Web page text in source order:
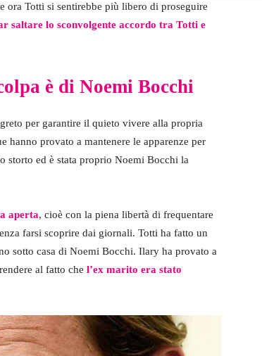
ora Totti si sentirebbe più libero di proseguire
saltare lo sconvolgente accordo tra Totti e
è di Noemi Bocchi
per garantire il quieto vivere alla propria
hanno provato a mantenere le apparenze per
storto ed è stata proprio Noemi Bocchi la
aperta, cioè con la piena libertà di frequentare
farsi scoprire dai giornali. Totti ha fatto un
sotto casa di Noemi Bocchi. Ilary ha provato a
al fatto che l’ex marito era stato